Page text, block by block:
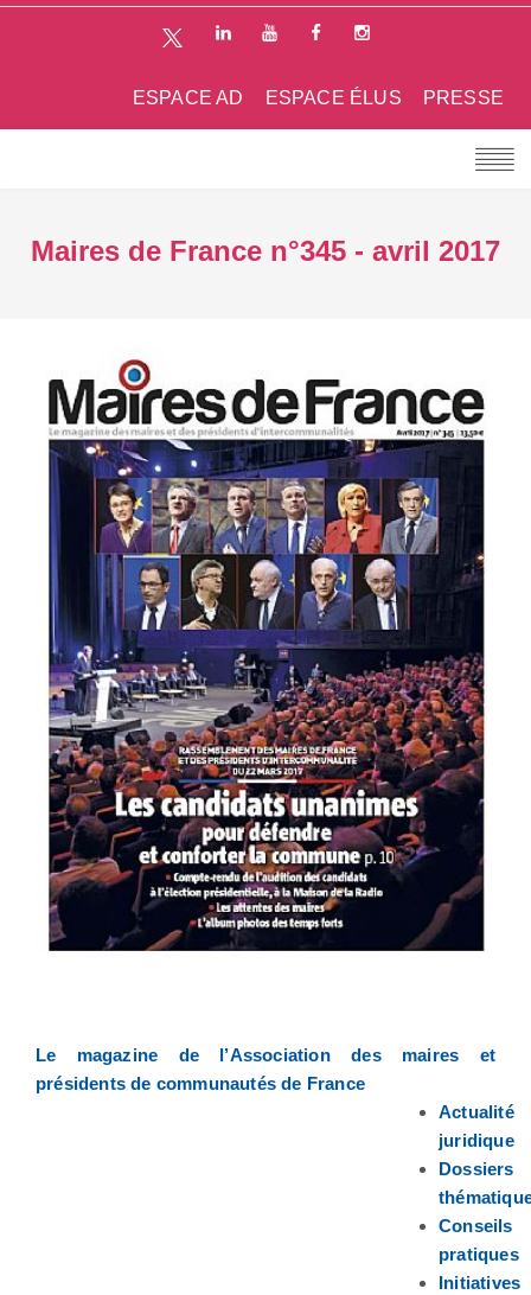
PRESSE
ESPACE ÉLUS
ESPACE AD
Maires de France n°345 - avril 2017
Le magazine de l’Association des maires et
présidents de communautés de France
Actualité
juridique
Dossiers
Conseils
pratiques
Initiatives